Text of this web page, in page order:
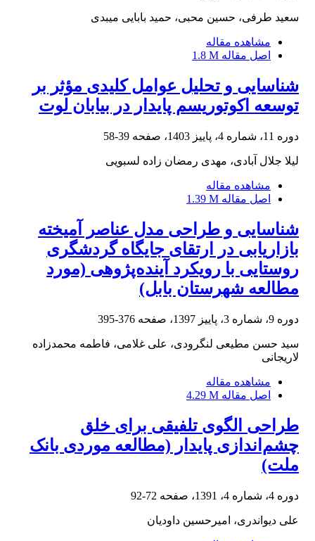
سعید طرفی، حسین محبی، حمید بابایی میبدی
مشاهده مقاله
اصل مقاله 1.8 M
شناسایی و تحلیل عوامل کلیدی مؤثر بر
توسعه اکوتوریسم پایدار در بیابان لوت
دوره 11، شماره 4، پاییز 1403، صفحه 39-58
لیلا جلال آبادی، مهدی رمضان زاده لسبویی
مشاهده مقاله
اصل مقاله 1.39 M
شناسایی و طراحی مدل عناصر آمیخته
بازاریابی در ارتقای جایگاه گردشگری
روستایی با رویکرد آینده‌پژوهی (مورد
مطالعه شهرستان بابل)
دوره 9، شماره 3، پاییز 1397، صفحه 376-395
سید حسن مطیعی لنگرودی، علی غلامی، فاطمه محمدزاده
لاریجانی
مشاهده مقاله
اصل مقاله 4.29 M
طراحی الگوی تلفیقی برای خلق
چشم‌اندازی پایدار (مطالعه موردی بانک
ملت)
دوره 4، شماره 4، 1391، صفحه 72-92
علی دیواندری، امیرحسین داودیان